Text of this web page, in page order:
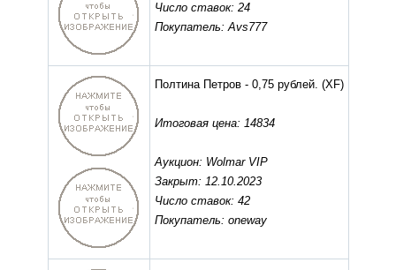
Число ставок: 24
Покупатель: Avs777
Полтина Петров - 0,75 рублей. (XF)
Итоговая цена: 14834
Аукцион: Wolmar VIP
Закрыт: 12.10.2023
Число ставок: 42
Покупатель: oneway